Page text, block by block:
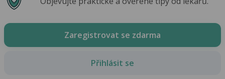
Zaregistrovat se zdarma
Přihlásit se